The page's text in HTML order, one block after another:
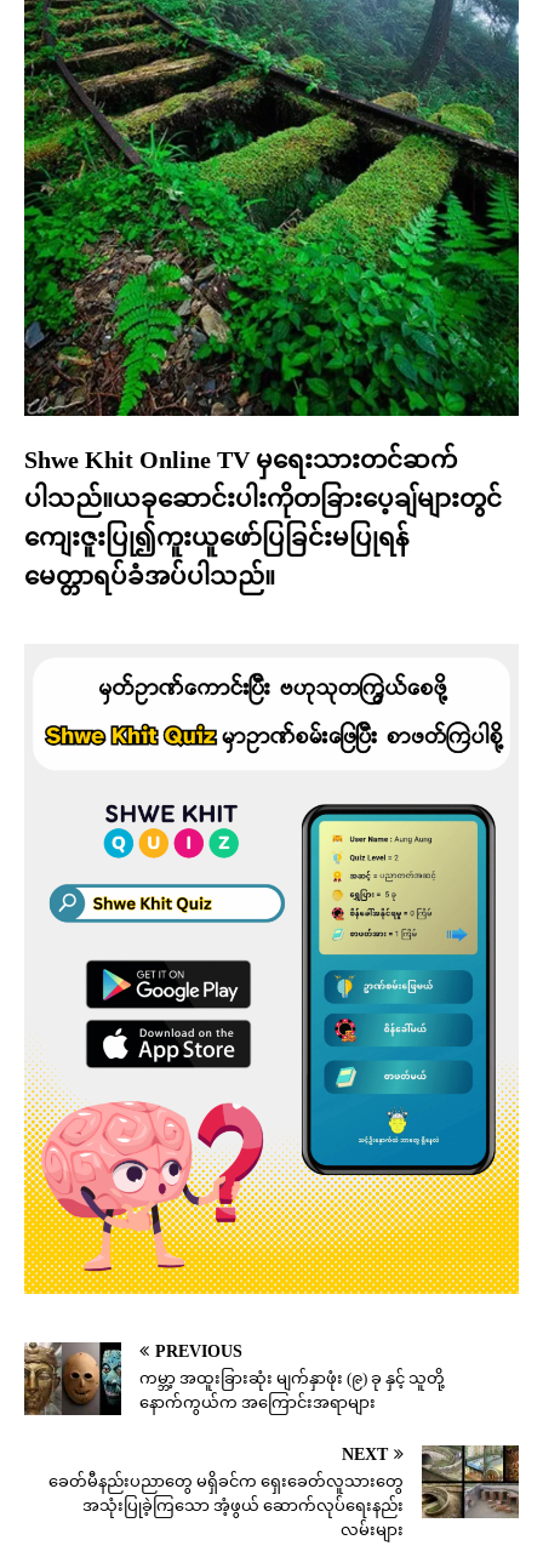
Shwe Khit Online TV မှရေးသားတင်ဆက်
ပါသည်။ယခုဆောင်းပါးကိုတခြားပေ့ချ်များတွင်
ကျေးဇူးပြု၍ကူးယူဖော်ပြခြင်းမပြုရန်
မေတ္တာရပ်ခံအပ်ပါသည်။
PREVIOUS
ကမ္ဘာ့ အထူးခြားဆုံး မျက်နှာဖုံး (၉) ခု နှင့် သူတို့
နောက်ကွယ်က အကြောင်းအရာများ
NEXT
ခေတ်မီနည်းပညာတွေ မရှိခင်က ရှေးခေတ်လူသားတွေ
အသုံးပြုခဲ့ကြသော အံ့ဖွယ် ဆောက်လုပ်ရေးနည်း
လမ်းများ